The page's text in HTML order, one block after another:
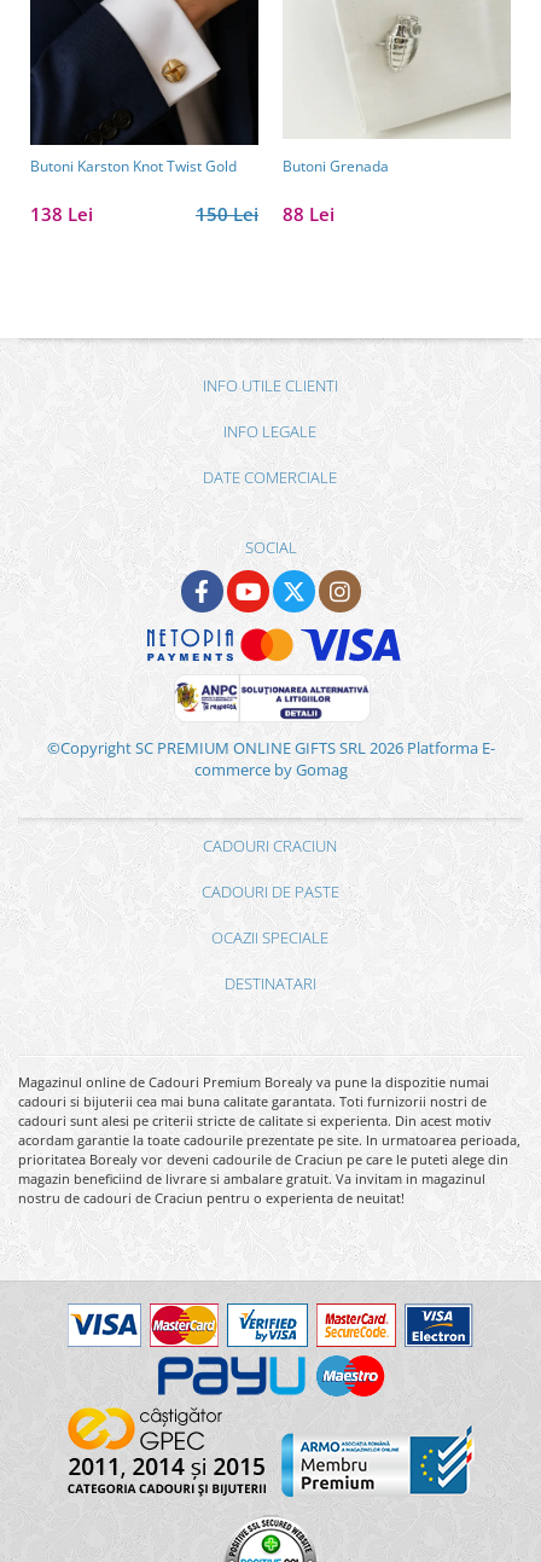
Butoni Karston Knot Twist Gold
150 Lei
138 Lei
Butoni Grenada
88 Lei
INFO UTILE CLIENTI
INFO LEGALE
DATE COMERCIALE
SOCIAL
©Copyright SC PREMIUM ONLINE GIFTS SRL 2026 Platforma E-
commerce by Gomag
CADOURI CRACIUN
CADOURI DE PASTE
OCAZII SPECIALE
DESTINATARI
Magazinul online de Cadouri Premium Borealy va pune la dispozitie numai
cadouri si bijuterii cea mai buna calitate garantata. Toti furnizorii nostri de
cadouri sunt alesi pe criterii stricte de calitate si experienta. Din acest motiv
acordam garantie la toate cadourile prezentate pe site. In urmatoarea perioada,
prioritatea Borealy vor deveni cadourile de Craciun pe care le puteti alege din
magazin beneficiind de livrare si ambalare gratuit. Va invitam in magazinul
nostru de cadouri de Craciun pentru o experienta de neuitat!